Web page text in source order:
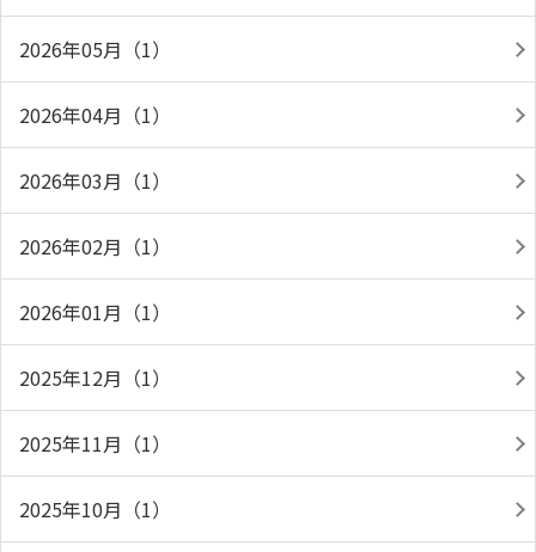
2026年05月（1）
2026年04月（1）
2026年03月（1）
2026年02月（1）
2026年01月（1）
2025年12月（1）
2025年11月（1）
2025年10月（1）